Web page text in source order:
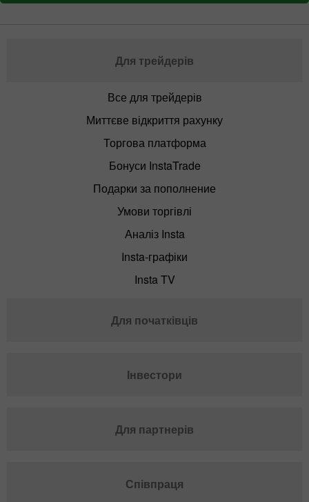
Для трейдерів
Все для трейдерів
Миттєве відкриття рахунку
Торгова платформа
Бонуси InstaTrade
Подарки за пополнение
Умови торгівлі
Аналіз Insta
Insta-графіки
Insta TV
Для початківців
Інвестори
Для партнерів
Співпраця